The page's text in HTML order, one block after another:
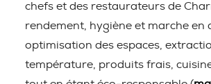
chefs et des restaurateurs de
rendement, hygiène et marche en
optimisation des espaces,
température, produits frais,